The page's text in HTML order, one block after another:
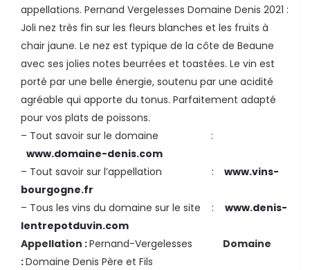
appellations. Pernand Vergelesses Domaine Denis 2021 :
Joli nez très fin sur les fleurs blanches et les fruits à
chair jaune. Le nez est typique de la côte de Beaune
avec ses jolies notes beurrées et toastées. Le vin est
porté par une belle énergie, soutenu par une acidité
agréable qui apporte du tonus. Parfaitement adapté
pour vos plats de poissons.
– Tout savoir sur le domaine :
www.domaine-denis.com
– Tout savoir sur l’appellation :
www.vins-
bourgogne.fr
– Tous les vins du domaine sur le site : www.denis-
lentrepotduvin.com
Appellation :Pernand-Vergelesses Domaine
:Domaine Denis Père et Fils